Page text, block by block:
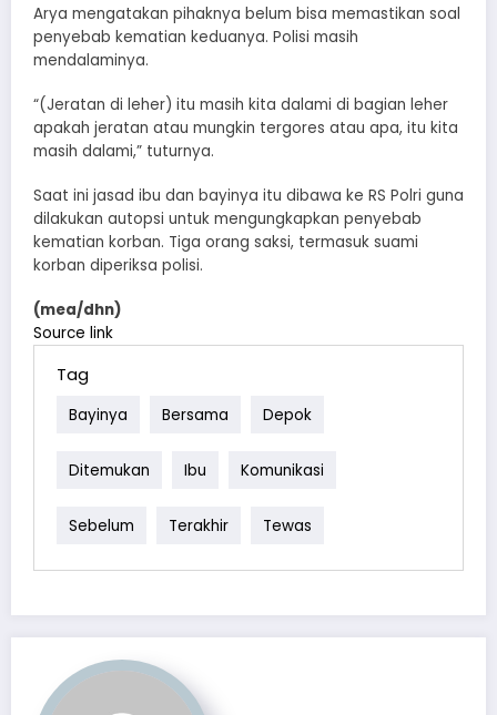
Arya mengatakan pihaknya belum bisa memastikan soal
penyebab kematian keduanya. Polisi masih
mendalaminya.
“(Jeratan di leher) itu masih kita dalami di bagian leher
apakah jeratan atau mungkin tergores atau apa, itu kita
masih dalami,” tuturnya.
Saat ini jasad ibu dan bayinya itu dibawa ke RS Polri guna
dilakukan autopsi untuk mengungkapkan penyebab
kematian korban. Tiga orang saksi, termasuk suami
korban diperiksa polisi.
(mea/dhn)
Source link
Tag
Bayinya Bersama Depok
Ditemukan Ibu Komunikasi
Sebelum Terakhir Tewas